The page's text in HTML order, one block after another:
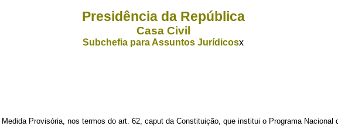
Presidência da República
Casa Civil
Subchefia para Assuntos Jurídicosx
Provisória, nos termos do art. 62, caput da Constituição, que institui o Programa Nacional